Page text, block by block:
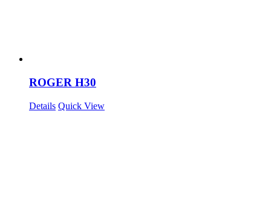
ROGER H30
Details Quick View